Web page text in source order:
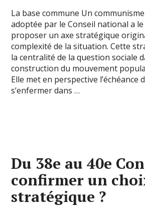
La base commune Un
adoptée par le Conseil national a
proposer un axe stratégique
complexité de la situation. Cette
la centralité de la question sociale
construction du mouvement
Elle met en perspective l’échéance
s’enfermer dans …
Du 38e au 40e
confirmer un
stratégique ?